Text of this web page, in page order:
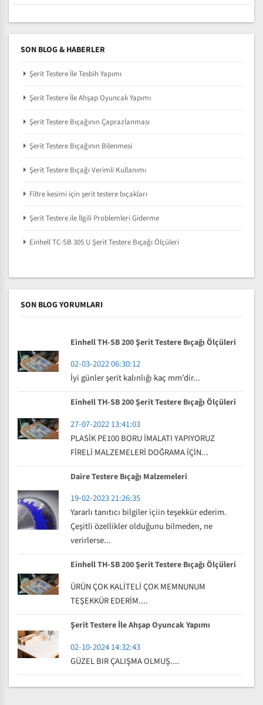
SON BLOG & HABERLER
Şerit Testere İle Tesbih Yapımı
Şerit Testere İle Ahşap Oyuncak Yapımı
Şerit Testere Bıçağının Çaprazlanması
Şerit Testere Bıçağının Bilenmesi
Şerit Testere Bıçağı Verimli Kullanımı
Filtre kesimi için şerit testere bıçakları
Şerit Testere ile İlgili Problemleri Giderme
Einhell TC-SB 305 U Şerit Testere Bıçağı Ölçüleri
SON BLOG YORUMLARI
Einhell TH-SB 200 Şerit Testere Bıçağı Ölçüleri
02-03-2022 06:30:12
İyi günler şerit kalınlığı kaç mm’dir...
Einhell TH-SB 200 Şerit Testere Bıçağı Ölçüleri
27-07-2022 13:41:03
PLASİK PE100 BORU İMALATI YAPIYORUZ
FİRELİ MALZEMELERİ DOĞRAMA İÇİN...
Daire Testere Bıçağı Malzemeleri
19-02-2023 21:26:35
Yararlı tanıtıcı bilgiler içiin teşekkür ederim.
Çeşitli özellikler olduğunu bilmeden, ne
verirlerse...
Einhell TH-SB 200 Şerit Testere Bıçağı Ölçüleri
ÜRÜN ÇOK KALİTELİ ÇOK MEMNUNUM
TEŞEKKÜR EDERİM....
Şerit Testere İle Ahşap Oyuncak Yapımı
02-10-2024 14:32:43
GÜZEL BIR ÇALIŞMA OLMUŞ....